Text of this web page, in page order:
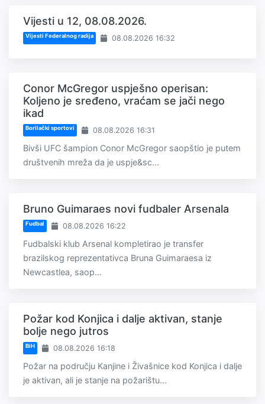
Vijesti u 12, 08.08.2026.
Vijesti Federalnog radija 08.08.2026 16:32
Conor McGregor uspješno operisan:
Koljeno je sređeno, vraćam se jači nego
ikad
Borilački sportovi 08.08.2026 16:31
Bivši UFC šampion Conor McGregor saopštio je putem
društvenih mreža da je uspje&sc...
Bruno Guimaraes novi fudbaler Arsenala
Fudbal 08.08.2026 16:22
Fudbalski klub Arsenal kompletirao je transfer
brazilskog reprezentativca Bruna Guimaraesa iz
Newcastlea, saop...
Požar kod Konjica i dalje aktivan, stanje
bolje nego jutros
BiH 08.08.2026 16:18
Požar na području Kanjine i Živašnice kod Konjica i dalje
je aktivan, ali je stanje na požarištu...